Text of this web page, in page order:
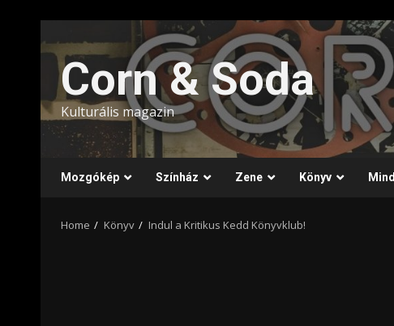
to
content
Corn & Soda
Kulturális magazin
Mozgókép Színház Zene Könyv
Home Könyv Indul a Kritikus Kedd Könyvklub!